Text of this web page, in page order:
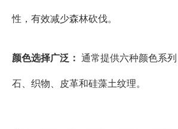
性，有效减少森林砍伐。
颜色选择广泛： 通常提供六种颜色系
石、织物、皮革和硅藻土纹理。